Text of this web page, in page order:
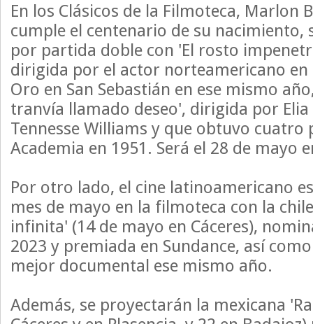
En los Clásicos de la Filmoteca, Marlon
cumple el centenario de su
por partida doble con 'El rosto
dirigida por el actor norteamericano en
Oro en San Sebastián en ese mismo
tranvía llamado deseo', dirigida por Elia
Tennesse Williams y que obtuvo cuatro
Academia en 1951. Será el 28 de mayo
Por otro lado, el cine latinoamericano
mes de mayo en la filmoteca con la
infinita' (14 de mayo en Cáceres),
2023 y premiada en Sundance, así
mejor documental ese mismo año.
Además, se proyectarán la mexicana